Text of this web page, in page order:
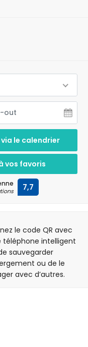
le calendrier
vos favoris
7,7
le code QR avec
téléphone intelligent
sauvegarder
ou de le
avec d’autres.